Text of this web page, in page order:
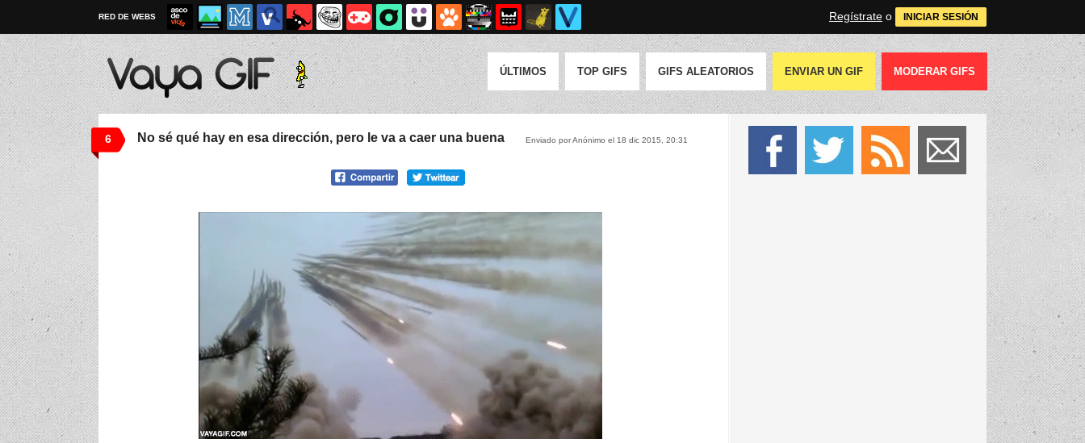
RED DE WEBS Regístrate o INICIAR SESIÓN
ÚLTIMOS TOP GIFS GIFS ALEATORIOS ENVIAR UN GIF MODERAR GIFS
6 Enviado por Anónimo el 18 dic 2015, 20:31
No sé qué hay en esa dirección, pero le va a caer una buena